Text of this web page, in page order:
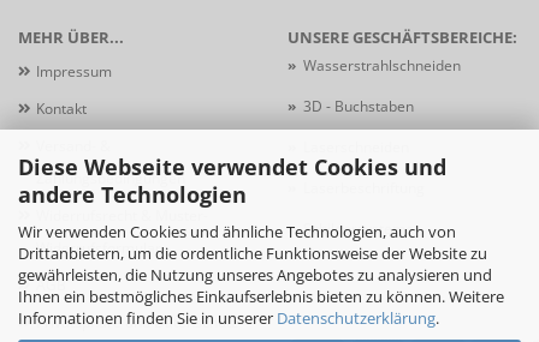
Diese Webseite verwendet Cookies und
andere Technologien
Wir verwenden Cookies und ähnliche Technologien, auch von
Drittanbietern, um die ordentliche Funktionsweise der Website zu
gewährleisten, die Nutzung unseres Angebotes zu analysieren und
Ihnen ein bestmögliches Einkaufserlebnis bieten zu können. Weitere
Informationen finden Sie in unserer Datenschutzerklärung.
MEHR ÜBER...
Impressum
Kontakt
Zahlungsbedingungen
Widerrufsformular
AGB
Privatsphäre und Datenschutz
UNSERE GESCHÄFTSBEREICHE:
» Wasserstrahlschneiden
» 3D - Buchstaben
»Schildersysteme